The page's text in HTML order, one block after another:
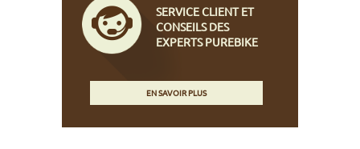
SERVICE CLIENT ET
CONSEILS DES
EXPERTS PUREBIKE
EN SAVOIR PLUS